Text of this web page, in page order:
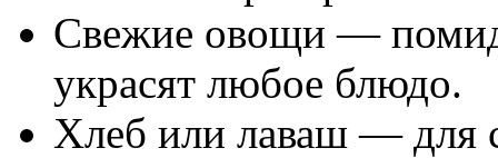
Свежие овощи —
украсят любое блюдо.
Хлеб или лаваш — для